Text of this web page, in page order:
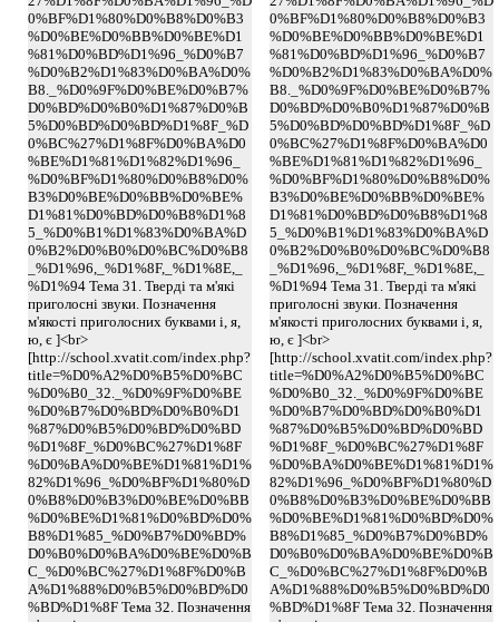
0%BF%D1%80%D0%B8%D0%B3
%D0%BE%D0%BB%D0%BE%D1
%81%D0%BD%D1%96_%D0%B7
%D0%B2%D1%83%D0%BA%D0%
B8._%D0%9F%D0%BE%D0%B7%
D0%BD%D0%B0%D1%87%D0%B
5%D0%BD%D0%BD%D1%8F_%D
0%BC%27%D1%8F%D0%BA%D0
%BE%D1%81%D1%82%D1%96_
%D0%BF%D1%80%D0%B8%D0%
B3%D0%BE%D0%BB%D0%BE%
D1%81%D0%BD%D0%B8%D1%8
5_%D0%B1%D1%83%D0%BA%D
0%B2%D0%B0%D0%BC%D0%B8
_%D1%96,_%D1%8F,_%D1%8E,_
%D1%94 Тема 31. Тверді та м'які
приголосні звуки. Позначення
м'якості приголосних буквами і, я,
ю, є ]<br>
[http://school.xvatit.com/index.php?
title=%D0%A2%D0%B5%D0%BC
%D0%B0_32._%D0%9F%D0%BE
%D0%B7%D0%BD%D0%B0%D1
%87%D0%B5%D0%BD%D0%BD
%D1%8F_%D0%BC%27%D1%8F
%D0%BA%D0%BE%D1%81%D1%
82%D1%96_%D0%BF%D1%80%D
0%B8%D0%B3%D0%BE%D0%BB
%D0%BE%D1%81%D0%BD%D0%
B8%D1%85_%D0%B7%D0%BD%
D0%B0%D0%BA%D0%BE%D0%B
C_%D0%BC%27%D1%8F%D0%B
A%D1%88%D0%B5%D0%BD%D0
%BD%D1%8F Тема 32. Позначення
0%BF%D1%80%D0%B8%D0%B3
%D0%BE%D0%BB%D0%BE%D1
%81%D0%BD%D1%96_%D0%B7
%D0%B2%D1%83%D0%BA%D0%
B8._%D0%9F%D0%BE%D0%B7%
D0%BD%D0%B0%D1%87%D0%B
5%D0%BD%D0%BD%D1%8F_%D
0%BC%27%D1%8F%D0%BA%D0
%BE%D1%81%D1%82%D1%96_
%D0%BF%D1%80%D0%B8%D0%
B3%D0%BE%D0%BB%D0%BE%
D1%81%D0%BD%D0%B8%D1%8
5_%D0%B1%D1%83%D0%BA%D
0%B2%D0%B0%D0%BC%D0%B8
_%D1%96,_%D1%8F,_%D1%8E,_
%D1%94 Тема 31. Тверді та м'які
приголосні звуки. Позначення
м'якості приголосних буквами і, я,
ю, є ]<br>
[http://school.xvatit.com/index.php?
title=%D0%A2%D0%B5%D0%BC
%D0%B0_32._%D0%9F%D0%BE
%D0%B7%D0%BD%D0%B0%D1
%87%D0%B5%D0%BD%D0%BD
%D1%8F_%D0%BC%27%D1%8F
%D0%BA%D0%BE%D1%81%D1%
82%D1%96_%D0%BF%D1%80%D
0%B8%D0%B3%D0%BE%D0%BB
%D0%BE%D1%81%D0%BD%D0%
B8%D1%85_%D0%B7%D0%BD%
D0%B0%D0%BA%D0%BE%D0%B
C_%D0%BC%27%D1%8F%D0%B
A%D1%88%D0%B5%D0%BD%D0
%BD%D1%8F Тема 32. Позначення